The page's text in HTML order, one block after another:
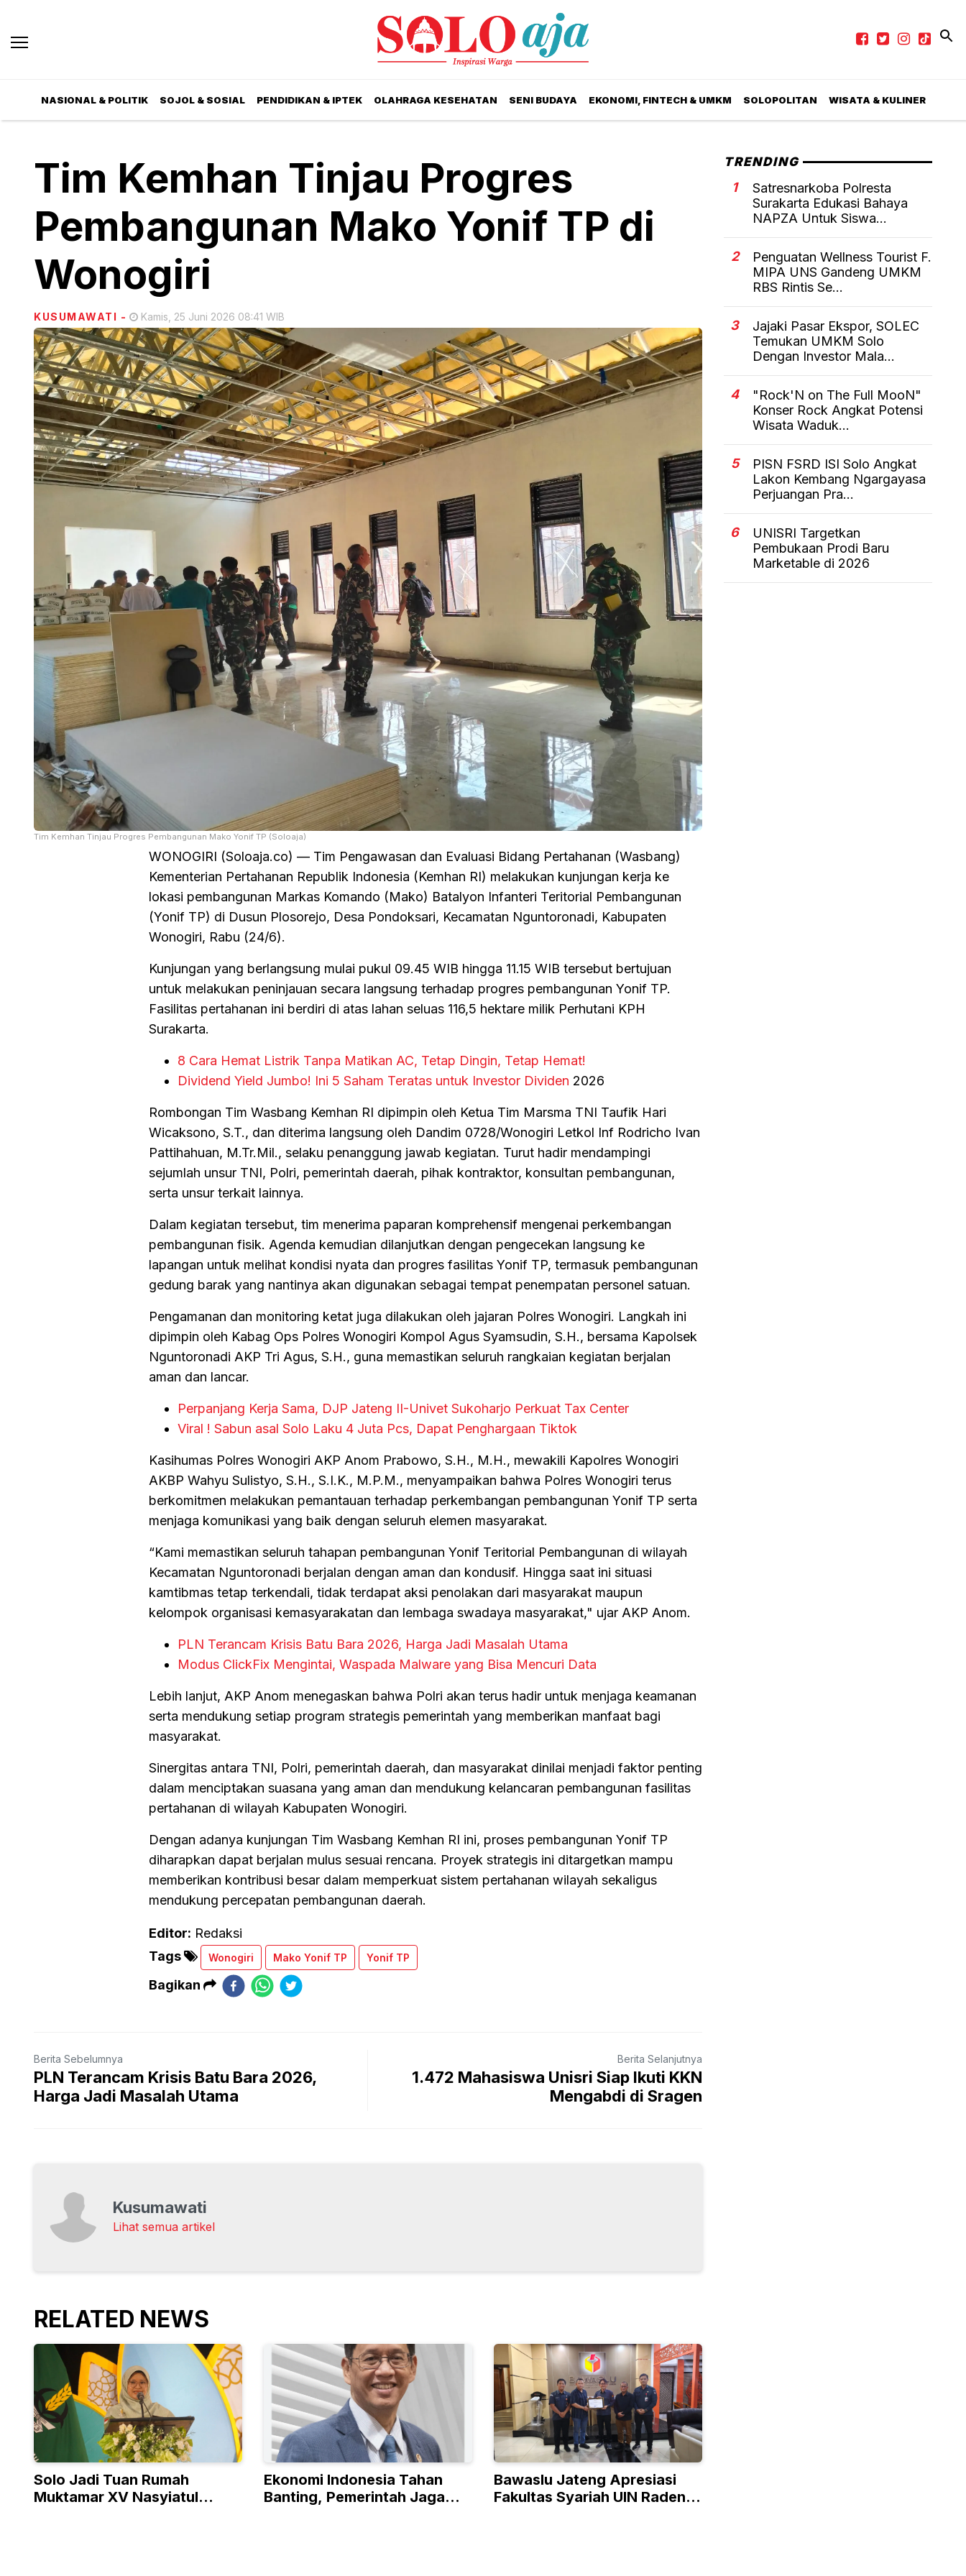
NASIONAL & POLITIK SOJOL & SOSIAL PENDIDIKAN & IPTEK OLAHRAGA KESEHATAN SENI BUDAYA EKONOMI, FINTECH & UMKM SOLOPOLITAN WISATA & KULINER
Tim Kemhan Tinjau Progres
Pembangunan Mako Yonif TP di
Wonogiri
KUSUMAWATI - Kamis, 25 Juni 2026 08:41 WIB
Tim Kemhan Tinjau Progres Pembangunan Mako Yonif TP (Soloaja)
WONOGIRI (Soloaja.co) — Tim Pengawasan dan Evaluasi Bidang Pertahanan (Wasbang)
Kementerian Pertahanan Republik Indonesia (Kemhan RI) melakukan kunjungan kerja ke
lokasi pembangunan Markas Komando (Mako) Batalyon Infanteri Teritorial Pembangunan
(Yonif TP) di Dusun Plosorejo, Desa Pondoksari, Kecamatan Nguntoronadi, Kabupaten
Wonogiri, Rabu (24/6).
Kunjungan yang berlangsung mulai pukul 09.45 WIB hingga 11.15 WIB tersebut bertujuan
untuk melakukan peninjauan secara langsung terhadap progres pembangunan Yonif TP.
Fasilitas pertahanan ini berdiri di atas lahan seluas 116,5 hektare milik Perhutani KPH
Surakarta.
8 Cara Hemat Listrik Tanpa Matikan AC, Tetap Dingin, Tetap Hemat!
Dividend Yield Jumbo! Ini 5 Saham Teratas untuk Investor Dividen 2026
Rombongan Tim Wasbang Kemhan RI dipimpin oleh Ketua Tim Marsma TNI Taufik Hari
Wicaksono, S.T., dan diterima langsung oleh Dandim 0728/Wonogiri Letkol Inf Rodricho Ivan
Pattihahuan, M.Tr.Mil., selaku penanggung jawab kegiatan. Turut hadir mendampingi
sejumlah unsur TNI, Polri, pemerintah daerah, pihak kontraktor, konsultan pembangunan,
serta unsur terkait lainnya.
Dalam kegiatan tersebut, tim menerima paparan komprehensif mengenai perkembangan
pembangunan fisik. Agenda kemudian dilanjutkan dengan pengecekan langsung ke
lapangan untuk melihat kondisi nyata dan progres fasilitas Yonif TP, termasuk pembangunan
gedung barak yang nantinya akan digunakan sebagai tempat penempatan personel satuan.
Pengamanan dan monitoring ketat juga dilakukan oleh jajaran Polres Wonogiri. Langkah ini
dipimpin oleh Kabag Ops Polres Wonogiri Kompol Agus Syamsudin, S.H., bersama Kapolsek
Nguntoronadi AKP Tri Agus, S.H., guna memastikan seluruh rangkaian kegiatan berjalan
aman dan lancar.
Perpanjang Kerja Sama, DJP Jateng II-Univet Sukoharjo Perkuat Tax Center
Viral ! Sabun asal Solo Laku 4 Juta Pcs, Dapat Penghargaan Tiktok
Kasihumas Polres Wonogiri AKP Anom Prabowo, S.H., M.H., mewakili Kapolres Wonogiri
AKBP Wahyu Sulistyo, S.H., S.I.K., M.P.M., menyampaikan bahwa Polres Wonogiri terus
berkomitmen melakukan pemantauan terhadap perkembangan pembangunan Yonif TP serta
menjaga komunikasi yang baik dengan seluruh elemen masyarakat.
“Kami memastikan seluruh tahapan pembangunan Yonif Teritorial Pembangunan di wilayah
Kecamatan Nguntoronadi berjalan dengan aman dan kondusif. Hingga saat ini situasi
kamtibmas tetap terkendali, tidak terdapat aksi penolakan dari masyarakat maupun
kelompok organisasi kemasyarakatan dan lembaga swadaya masyarakat," ujar AKP Anom.
PLN Terancam Krisis Batu Bara 2026, Harga Jadi Masalah Utama
Modus ClickFix Mengintai, Waspada Malware yang Bisa Mencuri Data
Lebih lanjut, AKP Anom menegaskan bahwa Polri akan terus hadir untuk menjaga keamanan
serta mendukung setiap program strategis pemerintah yang memberikan manfaat bagi
masyarakat.
Sinergitas antara TNI, Polri, pemerintah daerah, dan masyarakat dinilai menjadi faktor penting
dalam menciptakan suasana yang aman dan mendukung kelancaran pembangunan fasilitas
pertahanan di wilayah Kabupaten Wonogiri.
Dengan adanya kunjungan Tim Wasbang Kemhan RI ini, proses pembangunan Yonif TP
diharapkan dapat berjalan mulus sesuai rencana. Proyek strategis ini ditargetkan mampu
memberikan kontribusi besar dalam memperkuat sistem pertahanan wilayah sekaligus
mendukung percepatan pembangunan daerah.
Editor: Redaksi
Tags
Wonogiri Mako Yonif TP Yonif TP
Bagikan
Berita Sebelumnya
PLN Terancam Krisis Batu Bara 2026,
Harga Jadi Masalah Utama
Berita Selanjutnya
1.472 Mahasiswa Unisri Siap Ikuti KKN
Mengabdi di Sragen
Kusumawati
Lihat semua artikel
RELATED NEWS
Solo Jadi Tuan Rumah
Muktamar XV Nasyiatul
Ekonomi Indonesia Tahan
Banting, Pemerintah Jaga
Bawaslu Jateng Apresiasi
Fakultas Syariah UIN Raden
TRENDING
1
Satresnarkoba Polresta
Surakarta Edukasi Bahaya
NAPZA Untuk Siswa...
2
Penguatan Wellness Tourist F.
MIPA UNS Gandeng UMKM
RBS Rintis Se...
3
Jajaki Pasar Ekspor, SOLEC
Temukan UMKM Solo
Dengan Investor Mala...
4
"Rock'N on The Full MooN"
Konser Rock Angkat Potensi
Wisata Waduk...
5
PISN FSRD ISI Solo Angkat
Lakon Kembang Ngargayasa
Perjuangan Pra...
6
UNISRI Targetkan
Pembukaan Prodi Baru
Marketable di 2026